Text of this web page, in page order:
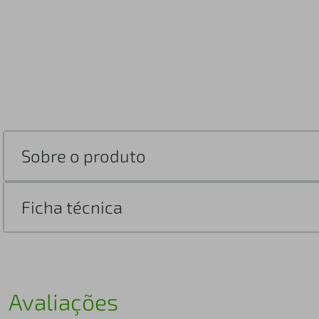
Sobre o produto
Ficha técnica
Avaliações